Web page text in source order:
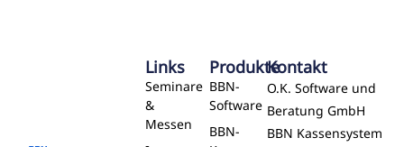
Produkte
BBN-
Software
BBN-
Links
Seminare
&
Messen
Kontakt
O.K. Software und
Beratung GmbH
BBN Kassensystem